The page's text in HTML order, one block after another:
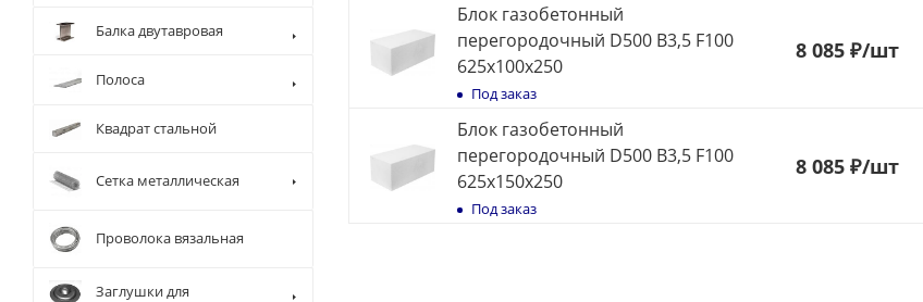
Блок газобетонный
перегородочный D500 В3,5 F100
625х100х250
Под заказ
8 085 ₽/шт
Блок газобетонный
перегородочный D500 В3,5 F100
625х150х250
Под заказ
8 085 ₽/шт
Балка двутавровая
Полоса
Квадрат стальной
Сетка металлическая
Проволока вязальная
Заглушки для